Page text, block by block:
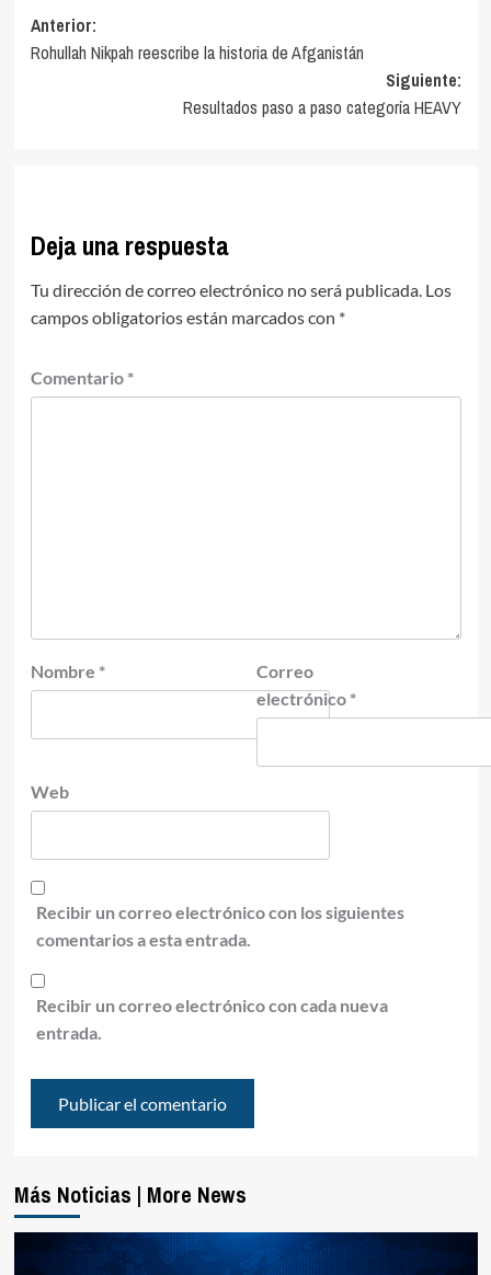
Navegación
de
Anterior:
Rohullah Nikpah reescribe la historia de Afganistán
Siguiente:
Resultados paso a paso categoría HEAVY
Deja una respuesta
Tu dirección de correo electrónico no será publicada. Los
campos obligatorios están marcados con *
Comentario *
Nombre *
Correo
electrónico *
Web
Recibir un correo electrónico con los siguientes
comentarios a esta entrada.
Recibir un correo electrónico con cada nueva
entrada.
Más Noticias | More News